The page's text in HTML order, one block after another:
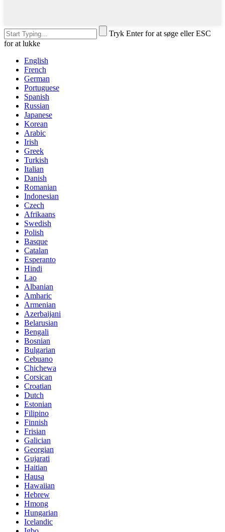
Tryk Enter for at søge eller ESC
for at lukke
English
French
German
Portuguese
Spanish
Russian
Japanese
Korean
Arabic
Irish
Greek
Turkish
Italian
Danish
Romanian
Indonesian
Czech
Afrikaans
Swedish
Polish
Basque
Catalan
Esperanto
Hindi
Lao
Albanian
Amharic
Armenian
Azerbaijani
Belarusian
Bengali
Bosnian
Bulgarian
Cebuano
Chichewa
Corsican
Croatian
Dutch
Estonian
Filipino
Finnish
Frisian
Galician
Georgian
Gujarati
Haitian
Hausa
Hawaiian
Hebrew
Hmong
Hungarian
Icelandic